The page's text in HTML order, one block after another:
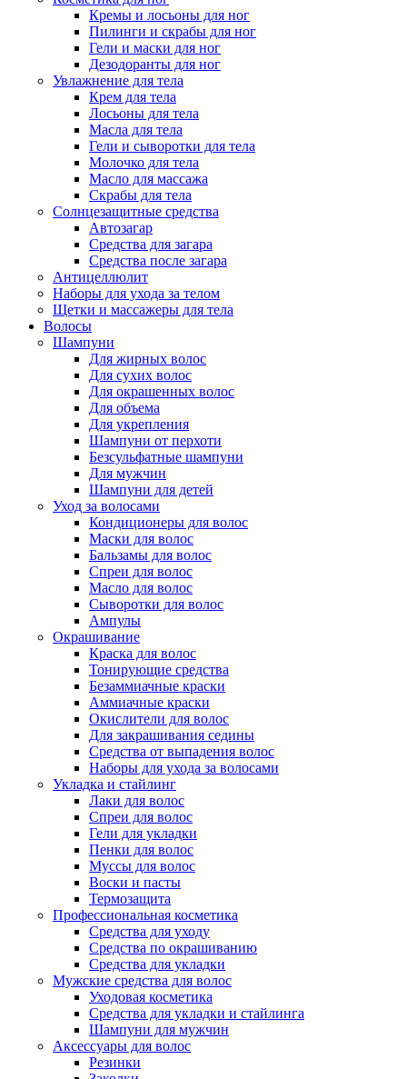
Кремы и лосьоны для ног
Пилинги и скрабы для ног
Гели и маски для ног
Дезодоранты для ног
Увлажнение для тела
Крем для тела
Лосьоны для тела
Масла для тела
Гели и сыворотки для тела
Молочко для тела
Масло для массажа
Скрабы для тела
Солнцезащитные средства
Автозагар
Средства для загара
Средства после загара
Антицеллюлит
Наборы для ухода за телом
Щетки и массажеры для тела
Волосы
Шампуни
Для жирных волос
Для сухих волос
Для окрашенных волос
Для объема
Для укрепления
Шампуни от перхоти
Безсульфатные шампуни
Для мужчин
Шампуни для детей
Уход за волосами
Кондиционеры для волос
Маски для волос
Бальзамы для волос
Спреи для волос
Масло для волос
Сыворотки для волос
Ампулы
Окрашивание
Краска для волос
Тонирующие средства
Безаммиачные краски
Аммиачные краски
Окислители для волос
Для закрашивания седины
Средства от выпадения волос
Наборы для ухода за волосами
Укладка и стайлинг
Лаки для волос
Спреи для волос
Гели для укладки
Пенки для волос
Муссы для волос
Воски и пасты
Термозащита
Профессиональная косметика
Средства для уходу
Средства по окрашиванию
Средства для укладки
Мужские средства для волос
Уходовая косметика
Средства для укладки и стайлинга
Шампуни для мужчин
Аксессуары для волос
Резинки